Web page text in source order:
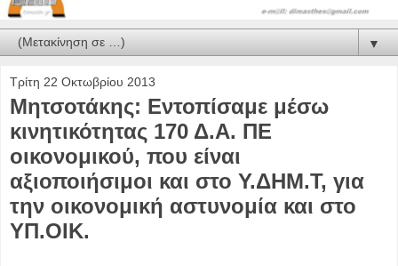
▼
Τρίτη 22 Οκτωβρίου 2013
Μητσοτάκης: Εντοπίσαμε μέσω
κινητικότητας 170 Δ.Α. ΠΕ
οικονομικού, που είναι
αξιοποιήσιμοι και στο Υ.ΔΗΜ.Τ, για
την οικονομική αστυνομία και στο
ΥΠ.ΟΙΚ.